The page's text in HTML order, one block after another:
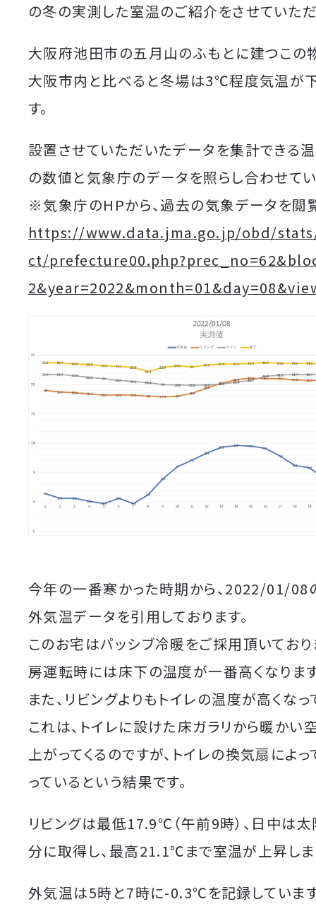
の冬の実測した室温のご紹介をさせていただ
大阪府池田市の五月山のふもとに建つこの
大阪市内と比べると冬場は3℃程度気温が
す。
設置させていただいたデータを集計できる
の数値と気象庁のデータを照らし合わせてい
※気象庁のHPから、過去の気象データを閲
https://www.data.jma.go.jp/obd/
ct/
今年の一番寒かった時期から、2022/01/08
外気温データを引用しております。
このお宅はパッシブ冷暖をご採用頂いており
房運転時には床下の温度が一番高くなります
また、リビングよりもトイレの温度が高くなっ
これは、トイレに設けた床ガラリから暖かい
上がってくるのですが、トイレの換気扇によ
っているという結果です。
リビングは最低17.9℃（午前9時）、日中は
分に取得し、最高21.1℃まで室温が上昇しま
外気温は5時と7時に-0.3℃を記録しています